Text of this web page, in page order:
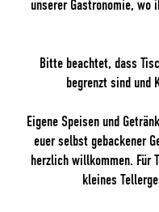
unserer Gastronomie, wo
Bitte beachtet, dass
begrenzt sind und
Eigene Speisen und
euer selbst gebackener
herzlich willkommen. Für
kleines